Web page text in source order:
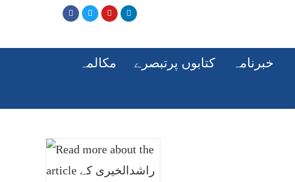
خبرنامہ کتابوں پرتبصرے مکالمہ